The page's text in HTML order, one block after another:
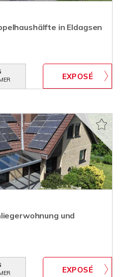
in Eldagsen
und